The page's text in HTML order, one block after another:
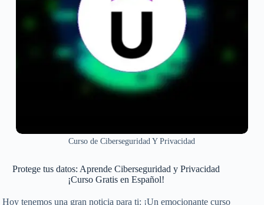
Curso de Ciberseguridad Y Privacidad
Protege tus datos: Aprende Ciberseguridad y Privacidad
¡Curso Gratis en Español!
Hoy tenemos una gran noticia para ti: ¡Un emocionante curso